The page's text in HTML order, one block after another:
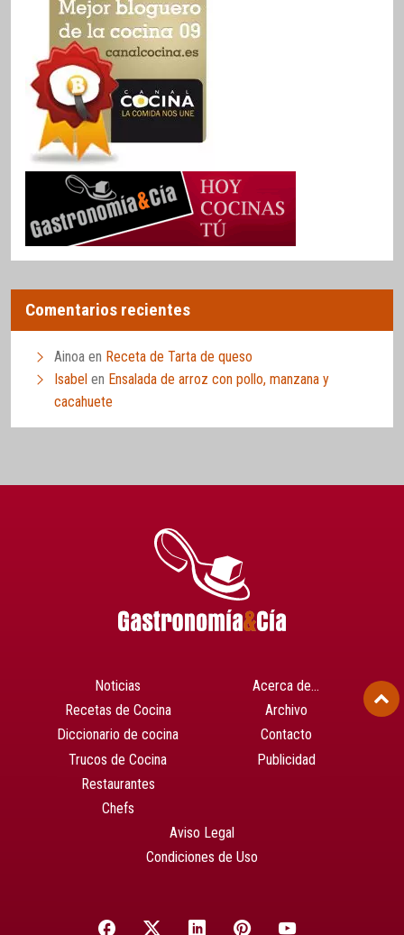
Comentarios recientes
Ainoa en Receta de Tarta de queso
Isabel en Ensalada de arroz con pollo, manzana y
cacahuete
Noticias
Recetas de Cocina
Diccionario de cocina
Trucos de Cocina
Restaurantes
Chefs
Acerca de…
Archivo
Contacto
Publicidad
Aviso Legal
Condiciones de Uso